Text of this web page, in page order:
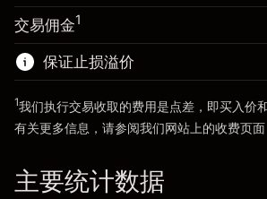
前往平台
来自杠杆的资金 - 美元（大约值）
前往平台
交易佣金1
保证止损溢价
1我们执行交易收取的费用是点差，即买入价
有关更多信息，请参阅我们网站上的收费页面
主要统计数据